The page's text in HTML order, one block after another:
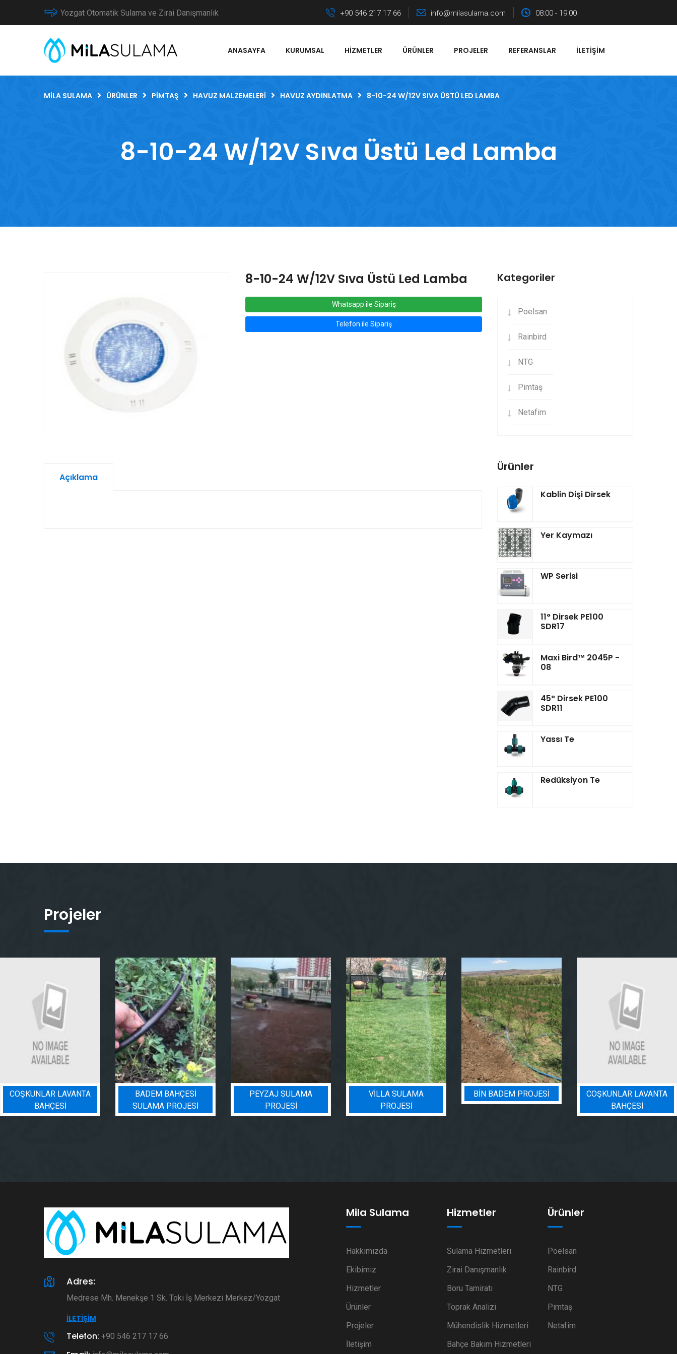
Yozgat Otomatik Sulama ve Zirai Danışmanlık +90 546 217 17 66 info@milasulama.com 08:00 - 19:00
ANASAYFA KURUMSAL HIZMETLER ÜRÜNLER PROJELER REFERANSLAR İLETIŞIM
MILA SULAMA ÜRÜNLER PIMTAŞ HAVUZ MALZEMELERI HAVUZ AYDINLATMA 8-10-24 W/12V SIVA ÜSTÜ LED LAMBA
8-10-24 W/12V Sıva Üstü Led Lamba
8-10-24 W/12V Sıva Üstü Led Lamba
Whatsapp ile Sipariş
Telefon ile Sipariş
Açıklama
Kategoriler
Poelsan
Rainbird
NTG
Pimtaş
Netafim
Ürünler
Kablin Dişi Dirsek
Yer Kaymazı
WP Serisi
11° Dirsek PE100
SDR17
Maxi Bird™ 2045P -
08
45° Dirsek PE100
SDR11
Yassı Te
Redüksiyon Te
Projeler
COŞKUNLAR LAVANTA
BAHÇESİ
BADEM BAHÇESI
SULAMA PROJESI
PEYZAJ SULAMA
PROJESI
VILLA SULAMA
PROJESI
BIN BADEM PROJESI
COŞKUNLAR LAVANTA
BAHÇESİ
Adres:
Medrese Mh. Menekşe 1 Sk. Toki İş Merkezi Merkez/Yozgat
İLETIŞIM
Telefon: +90 546 217 17 66
Mila Sulama
Hakkımızda
Ekibimiz
Hizmetler
Ürünler
Projeler
İletişim
Hizmetler
Sulama Hizmetleri
Zirai Danışmanlık
Boru Tamiratı
Toprak Analizi
Mühendislik Hizmetleri
Bahçe Bakım Hizmetleri
Ürünler
Poelsan
Rainbird
NTG
Pimtaş
Netafim